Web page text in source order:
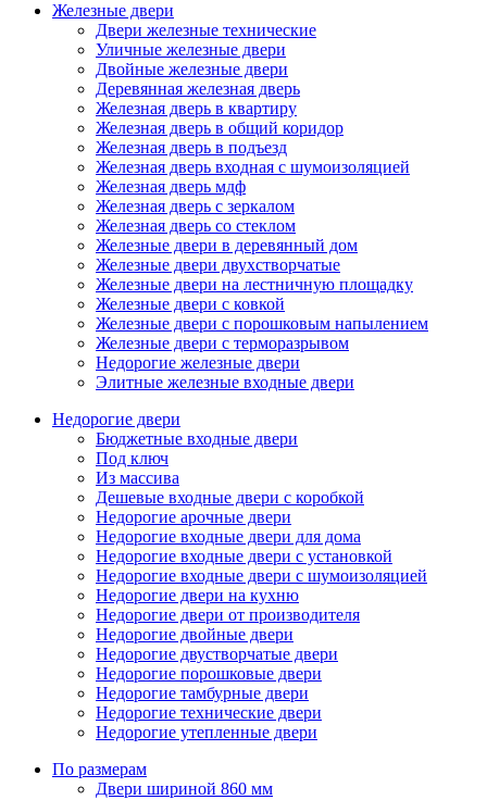
Железные двери
Двери железные технические
Уличные железные двери
Двойные железные двери
Деревянная железная дверь
Железная дверь в квартиру
Железная дверь в общий коридор
Железная дверь в подъезд
Железная дверь входная с шумоизоляцией
Железная дверь мдф
Железная дверь с зеркалом
Железная дверь со стеклом
Железные двери в деревянный дом
Железные двери двухстворчатые
Железные двери на лестничную площадку
Железные двери с ковкой
Железные двери с порошковым напылением
Железные двери с терморазрывом
Недорогие железные двери
Элитные железные входные двери
Недорогие двери
Бюджетные входные двери
Под ключ
Из массива
Дешевые входные двери с коробкой
Недорогие арочные двери
Недорогие входные двери для дома
Недорогие входные двери с установкой
Недорогие входные двери с шумоизоляцией
Недорогие двери на кухню
Недорогие двери от производителя
Недорогие двойные двери
Недорогие двустворчатые двери
Недорогие порошковые двери
Недорогие тамбурные двери
Недорогие технические двери
Недорогие утепленные двери
По размерам
Двери шириной 860 мм